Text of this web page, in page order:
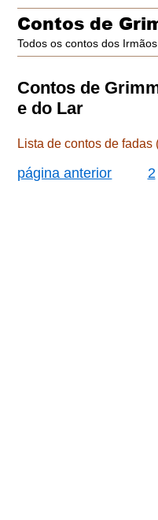
Contos de
Todos os contos dos
Contos de
e do Lar
Lista de contos de fadas
página anterior 2